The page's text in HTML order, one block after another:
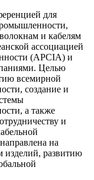
для
и кабелям
ассоциацией
(APCIA) и
Целью
всемирной
создание и
а также
и
на
изделий, развитию